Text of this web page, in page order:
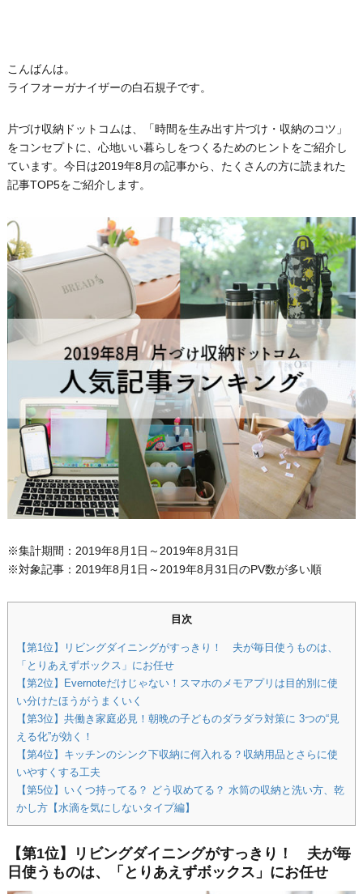
こんばんは。
ライフオーガナイザーの白石規子です。
片づけ収納ドットコムは、「時間を生み出す片づけ・収納のコツ」
をコンセプトに、心地いい暮らしをつくるためのヒントをご紹介し
ています。今日は2019年8月の記事から、たくさんの方に読まれた
記事TOP5をご紹介します。
※集計期間：2019年8月1日～2019年8月31日
※対象記事：2019年8月1日～2019年8月31日のPV数が多い順
目次
【第1位】リビングダイニングがすっきり！ 夫が毎日使うものは、
「とりあえずボックス」にお任せ
【第2位】Evernoteだけじゃない！スマホのメモアプリは目的別に使
い分けたほうがうまくいく
【第3位】共働き家庭必見！朝晩の子どものダラダラ対策に 3つの“見
える化”が効く！
【第4位】キッチンのシンク下収納に何入れる？収納用品とさらに使
いやすくする工夫
【第5位】いくつ持ってる？ どう収めてる？ 水筒の収納と洗い方、乾
かし方【水滴を気にしないタイプ編】
【第1位】リビングダイニングがすっきり！ 夫が毎
日使うものは、「とりあえずボックス」にお任せ